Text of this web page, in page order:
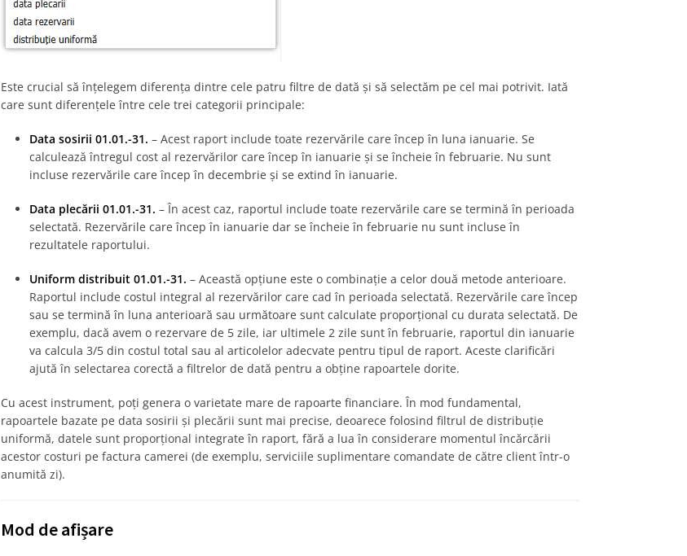
Este crucial să înțelegem diferența dintre cele patru filtre de dată și să selectăm pe cel mai potrivit. Iată
care sunt diferențele între cele trei categorii principale:
Data sosirii 01.01.-31. – Acest raport include toate rezervările care încep în luna ianuarie. Se
calculează întregul cost al rezervărilor care încep în ianuarie și se încheie în februarie. Nu sunt
incluse rezervările care încep în decembrie și se extind în ianuarie.
Data plecării 01.01.-31. – În acest caz, raportul include toate rezervările care se termină în perioada
selectată. Rezervările care încep în ianuarie dar se încheie în februarie nu sunt incluse în
rezultatele raportului.
Uniform distribuit 01.01.-31. – Această opțiune este o combinație a celor două metode anterioare.
Raportul include costul integral al rezervărilor care cad în perioada selectată. Rezervările care încep
sau se termină în luna anterioară sau următoare sunt calculate proporțional cu durata selectată. De
exemplu, dacă avem o rezervare de 5 zile, iar ultimele 2 zile sunt în februarie, raportul din ianuarie
va calcula 3/5 din costul total sau al articolelor adecvate pentru tipul de raport. Aceste clarificări
ajută în selectarea corectă a filtrelor de dată pentru a obține rapoartele dorite.
Cu acest instrument, poți genera o varietate mare de rapoarte financiare. În mod fundamental,
rapoartele bazate pe data sosirii și plecării sunt mai precise, deoarece folosind filtrul de distribuție
uniformă, datele sunt proporțional integrate în raport, fără a lua în considerare momentul încărcării
acestor costuri pe factura camerei (de exemplu, serviciile suplimentare comandate de către client într-o
anumită zi).
Mod de afișare